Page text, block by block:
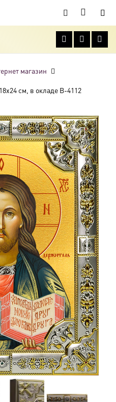
магазин
см, в окладе B-4112